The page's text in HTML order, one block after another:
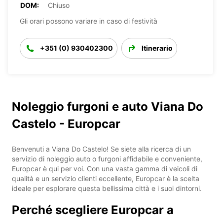
DOM:
Chiuso
Gli orari possono variare in caso di festività
+351 (0) 930402300 Itinerario
Noleggio furgoni e auto Viana Do
Castelo - Europcar
Benvenuti a Viana Do Castelo! Se siete alla ricerca di un
servizio di noleggio auto o furgoni affidabile e conveniente,
Europcar è qui per voi. Con una vasta gamma di veicoli di
qualità e un servizio clienti eccellente, Europcar è la scelta
ideale per esplorare questa bellissima città e i suoi dintorni.
Perché scegliere Europcar a